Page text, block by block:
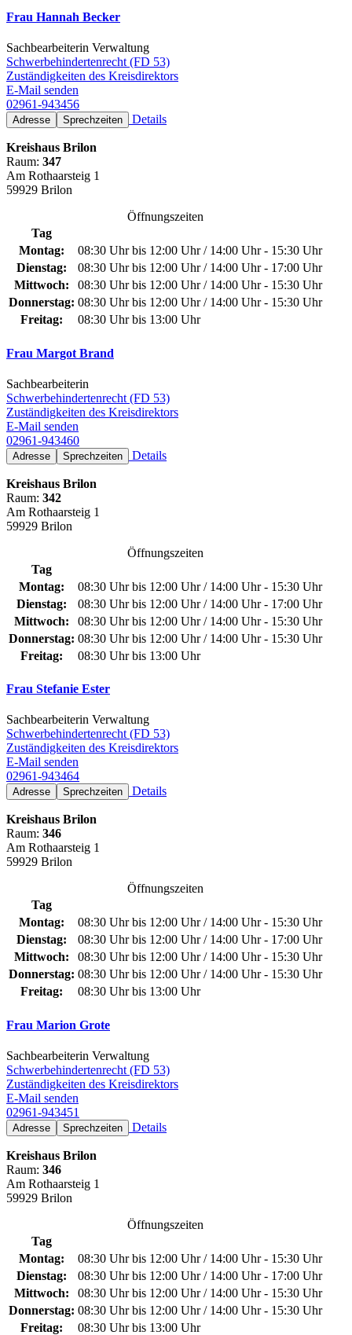
Frau Hannah Becker
Sachbearbeiterin Verwaltung
Schwerbehindertenrecht (FD 53)
Zuständigkeiten des Kreisdirektors
E-Mail senden
02961-943456
Adresse Sprechzeiten Details
Kreishaus Brilon
Raum: 347
Am Rothaarsteig 1
59929 Brilon
Öffnungszeiten
Tag
Montag:
08:30 Uhr bis 12:00 Uhr / 14:00 Uhr - 15:30 Uhr
Dienstag:
08:30 Uhr bis 12:00 Uhr / 14:00 Uhr - 17:00 Uhr
Mittwoch:
08:30 Uhr bis 12:00 Uhr / 14:00 Uhr - 15:30 Uhr
Donnerstag: 08:30 Uhr bis 12:00 Uhr / 14:00 Uhr - 15:30 Uhr
Freitag:
08:30 Uhr bis 13:00 Uhr
Frau Margot Brand
Sachbearbeiterin
Schwerbehindertenrecht (FD 53)
Zuständigkeiten des Kreisdirektors
E-Mail senden
02961-943460
Adresse Sprechzeiten Details
Kreishaus Brilon
Raum: 342
Am Rothaarsteig 1
59929 Brilon
Öffnungszeiten
Tag
Montag:
08:30 Uhr bis 12:00 Uhr / 14:00 Uhr - 15:30 Uhr
Dienstag:
08:30 Uhr bis 12:00 Uhr / 14:00 Uhr - 17:00 Uhr
Mittwoch:
08:30 Uhr bis 12:00 Uhr / 14:00 Uhr - 15:30 Uhr
Donnerstag: 08:30 Uhr bis 12:00 Uhr / 14:00 Uhr - 15:30 Uhr
Freitag:
08:30 Uhr bis 13:00 Uhr
Frau Stefanie Ester
Sachbearbeiterin Verwaltung
Schwerbehindertenrecht (FD 53)
Zuständigkeiten des Kreisdirektors
E-Mail senden
02961-943464
Adresse Sprechzeiten Details
Kreishaus Brilon
Raum: 346
Am Rothaarsteig 1
59929 Brilon
Öffnungszeiten
Tag
Montag:
08:30 Uhr bis 12:00 Uhr / 14:00 Uhr - 15:30 Uhr
Dienstag:
08:30 Uhr bis 12:00 Uhr / 14:00 Uhr - 17:00 Uhr
Mittwoch:
08:30 Uhr bis 12:00 Uhr / 14:00 Uhr - 15:30 Uhr
Donnerstag: 08:30 Uhr bis 12:00 Uhr / 14:00 Uhr - 15:30 Uhr
Freitag:
08:30 Uhr bis 13:00 Uhr
Frau Marion Grote
Sachbearbeiterin Verwaltung
Schwerbehindertenrecht (FD 53)
Zuständigkeiten des Kreisdirektors
E-Mail senden
02961-943451
Adresse Sprechzeiten Details
Kreishaus Brilon
Raum: 346
Am Rothaarsteig 1
59929 Brilon
Öffnungszeiten
Tag
Montag:
08:30 Uhr bis 12:00 Uhr / 14:00 Uhr - 15:30 Uhr
Dienstag:
08:30 Uhr bis 12:00 Uhr / 14:00 Uhr - 17:00 Uhr
Mittwoch:
08:30 Uhr bis 12:00 Uhr / 14:00 Uhr - 15:30 Uhr
Donnerstag: 08:30 Uhr bis 12:00 Uhr / 14:00 Uhr - 15:30 Uhr
Freitag:
08:30 Uhr bis 13:00 Uhr